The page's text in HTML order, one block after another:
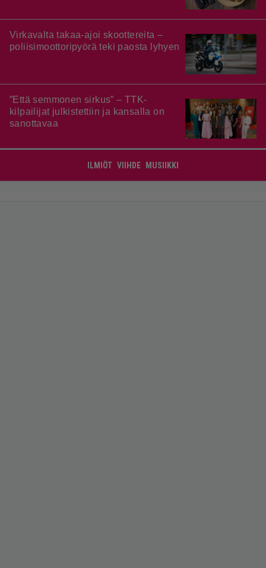
Virkavalta takaa-ajoi skoottereita –
poliisimoottoripyörä teki paosta lyhyen
”Että semmonen sirkus” – TTK-
kilpailijat julkistettiin ja kansalla on
sanottavaa
ILMIÖT VIIHDE MUSIIKKI